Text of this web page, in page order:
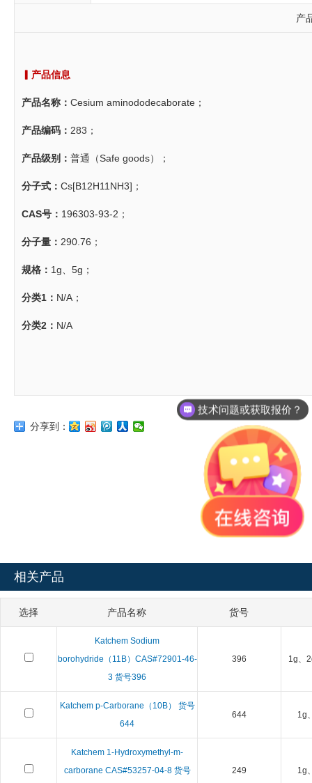
产
▎产品信息
产品名称： Cesium aminododecaborate；
产品编码： 283；
产品级别： 普通（Safe goods）；
分子式： Cs[B12H11NH3]；
CAS号： 196303-93-2；
分子量： 290.76；
规格： 1g、5g；
分类1： N/A；
分类2： N/A
分享到：
相关产品
选择 产品名称 货号
Katchem Sodium
borohydride（11B）CAS#72901-46-
3 货号396
396 1g、
Katchem p-Carborane（10B） 货号
644
644 1g
Katchem 1-Hydroxymethyl-m-
carborane CAS#53257-04-8 货号
249 1g
技术问题或获取报价？